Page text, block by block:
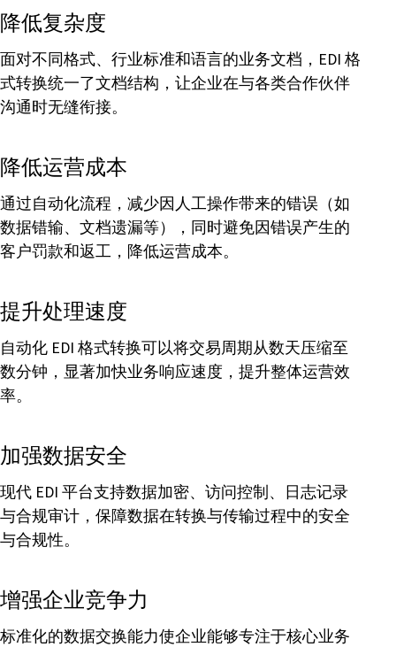
降低复杂度
面对不同格式、行业标准和语言的业务文档，EDI 格
式转换统一了文档结构，让企业在与各类合作伙伴
沟通时无缝衔接。
降低运营成本
通过自动化流程，减少因人工操作带来的错误（如
数据错输、文档遗漏等），同时避免因错误产生的
客户罚款和返工，降低运营成本。
提升处理速度
自动化 EDI 格式转换可以将交易周期从数天压缩至
数分钟，显著加快业务响应速度，提升整体运营效
率。
加强数据安全
现代 EDI 平台支持数据加密、访问控制、日志记录
与合规审计，保障数据在转换与传输过程中的安全
与合规性。
增强企业竞争力
标准化的数据交换能力使企业能够专注于核心业务